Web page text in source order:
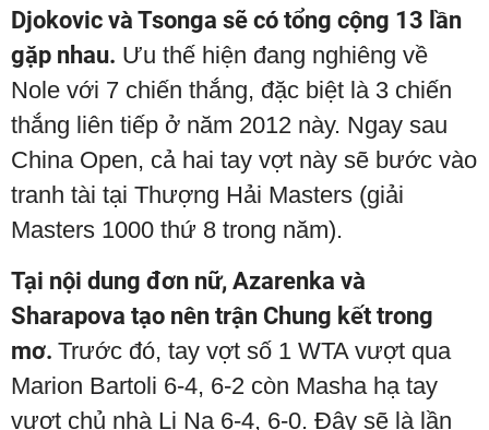
Djokovic và Tsonga sẽ có tổng cộng 13 lần
gặp nhau. Ưu thế hiện đang nghiêng về
Nole với 7 chiến thắng, đặc biệt là 3 chiến
thắng liên tiếp ở năm 2012 này. Ngay sau
China Open, cả hai tay vợt này sẽ bước vào
tranh tài tại Thượng Hải Masters (giải
Masters 1000 thứ 8 trong năm).
Tại nội dung đơn nữ, Azarenka và
Sharapova tạo nên trận Chung kết trong
mơ. Trước đó, tay vợt số 1 WTA vượt qua
Marion Bartoli 6-4, 6-2 còn Masha hạ tay
vượt chủ nhà Li Na 6-4, 6-0. Đây sẽ là lần